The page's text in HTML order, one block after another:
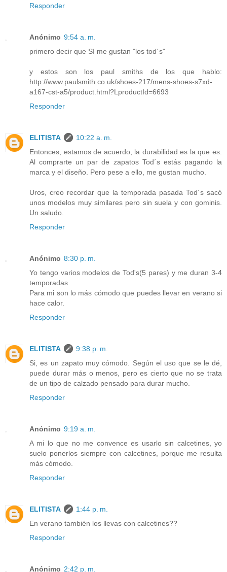
Responder
Anónimo 9:54 a. m.
primero decir que SI me gustan "los tod´s"
y estos son los paul smiths de los que hablo:
http://www.paulsmith.co.uk/shoes-217/mens-shoes-s7xd-
a167-cst-a5/product.html?LproductId=6693
Responder
ELITISTA
10:22 a. m.
Entonces, estamos de acuerdo, la durabilidad es la que es.
Al comprarte un par de zapatos Tod´s estás pagando la
marca y el diseño. Pero pese a ello, me gustan mucho.
Uros, creo recordar que la temporada pasada Tod´s sacó
unos modelos muy similares pero sin suela y con gominis.
Un saludo.
Responder
Anónimo 8:30 p. m.
Yo tengo varios modelos de Tod's(5 pares) y me duran 3-4
temporadas.
Para mi son lo más cómodo que puedes llevar en verano si
hace calor.
Responder
ELITISTA
9:38 p. m.
Si, es un zapato muy cómodo. Según el uso que se le dé,
puede durar más o menos, pero es cierto que no se trata
de un tipo de calzado pensado para durar mucho.
Responder
Anónimo 9:19 a. m.
A mi lo que no me convence es usarlo sin calcetines, yo
suelo ponerlos siempre con calcetines, porque me resulta
más cómodo.
Responder
ELITISTA
1:44 p. m.
En verano también los llevas con calcetines??
Responder
Anónimo 2:42 p. m.